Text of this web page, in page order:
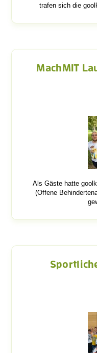
trafen sich die
MachMIT
Als Gäste hatte
(Offene